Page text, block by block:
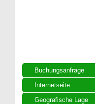
Buchungsanfrage
Internetseite
Geografische Lage